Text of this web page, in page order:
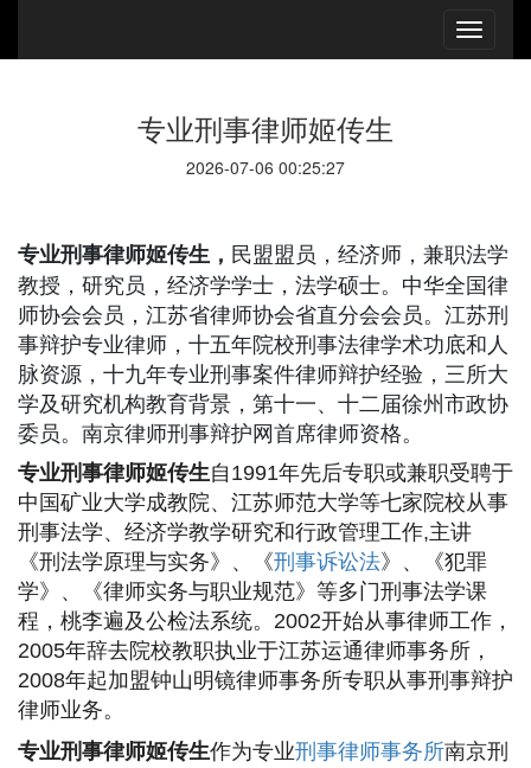
专业刑事律师姬传生
2026-07-06 00:25:27
专业刑事律师姬传生， 民盟盟员，经济师，兼职法学
教授，研究员，经济学学士，法学硕士。中华全国律
师协会会员，江苏省律师协会省直分会会员。江苏刑
事辩护专业律师，十五年院校刑事法律学术功底和人
脉资源，十九年专业刑事案件律师辩护经验，三所大
学及研究机构教育背景，第十一、十二届徐州市政协
委员。南京律师刑事辩护网首席律师资格。
专业刑事律师姬传生自1991年先后专职或兼职受聘于
中国矿业大学成教院、江苏师范大学等七家院校从事
刑事法学、经济学教学研究和行政管理工作,主讲
《刑法学原理与实务》、《刑事诉讼法》、《犯罪
学》、《律师实务与职业规范》等多门刑事法学课
程，桃李遍及公检法系统。2002开始从事律师工作，
2005年辞去院校教职执业于江苏运通律师事务所，
2008年起加盟钟山明镜律师事务所专职从事刑事辩护
律师业务。
专业刑事律师姬传生作为专业刑事律师事务所南京刑